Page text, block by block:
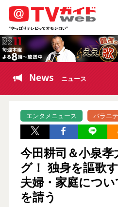
News ニュース
エンタメニュース バラエ
今田耕司＆小泉孝
グ！ 独身を謳歌
夫婦・家庭につ
を請う